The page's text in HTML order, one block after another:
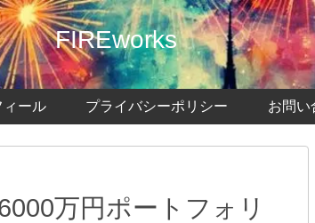
FIREworks
ィール プライバシーポリシー お問い
万円ポートフォリ